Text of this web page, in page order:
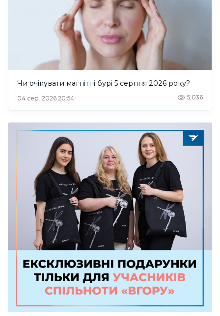
Чи очікувати магнітні бурі 5 серпня 2026 року?
04 сер. 2026 20:54 5,036